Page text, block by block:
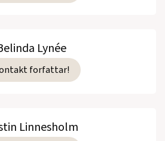
Lynée
forfattar!
Linnesholm